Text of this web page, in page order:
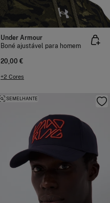
Under Armour
Boné ajustável para homem
20,00 €
+2 Cores
SEMELHANTE